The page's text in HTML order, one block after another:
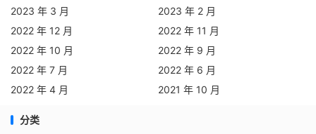
2023 年 3 月
2023 年 2 月
2022 年 12 月
2022 年 11 月
2022 年 10 月
2022 年 9 月
2022 年 7 月
2022 年 6 月
2022 年 4 月
2021 年 10 月
分类